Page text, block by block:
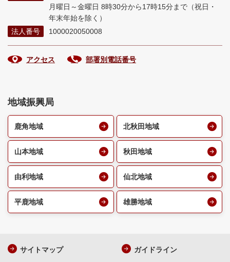
月曜日～金曜日 8時30分から17時15分まで （祝日・
年末年始を除く）
法人番号
1000020050008
アクセス 部署別電話番号
地域振興局
鹿角地域 北秋田地域
山本地域 秋田地域
由利地域 仙北地域
平鹿地域 雄勝地域
サイトマップ ガイドライン